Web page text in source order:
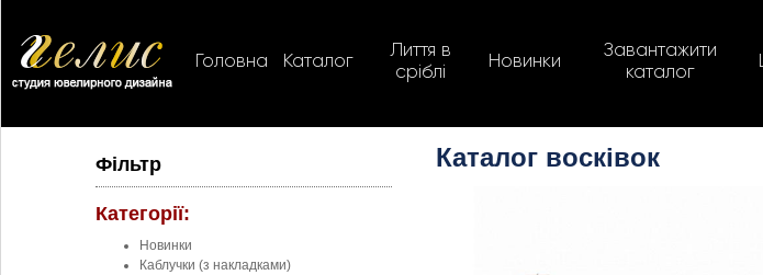
Головна Каталог
Лиття в
сріблі
Новинки
Завантажити
каталог
Фільтр
Категорії:
Новинки
Каблучки (з накладками)
Каталог восківок